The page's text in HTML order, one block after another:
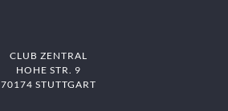
CLUB ZENTRAL
HOHE STR. 9
70174 STUTTGART